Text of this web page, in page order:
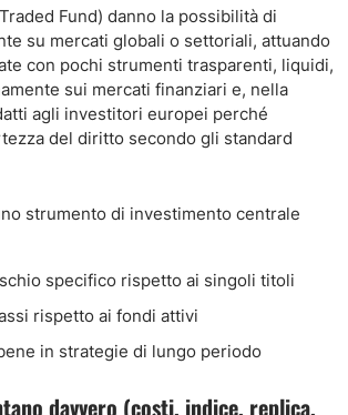
Fund) danno la possibilità di
su mercati globali o settoriali, attuando
con pochi strumenti trasparenti, liquidi,
sui mercati finanziari e, nella
agli investitori europei perché
del diritto secondo gli standard
strumento di investimento centrale
specifico rispetto ai singoli titoli
rispetto ai fondi attivi
in strategie di lungo periodo
davvero (costi, indice, replica,